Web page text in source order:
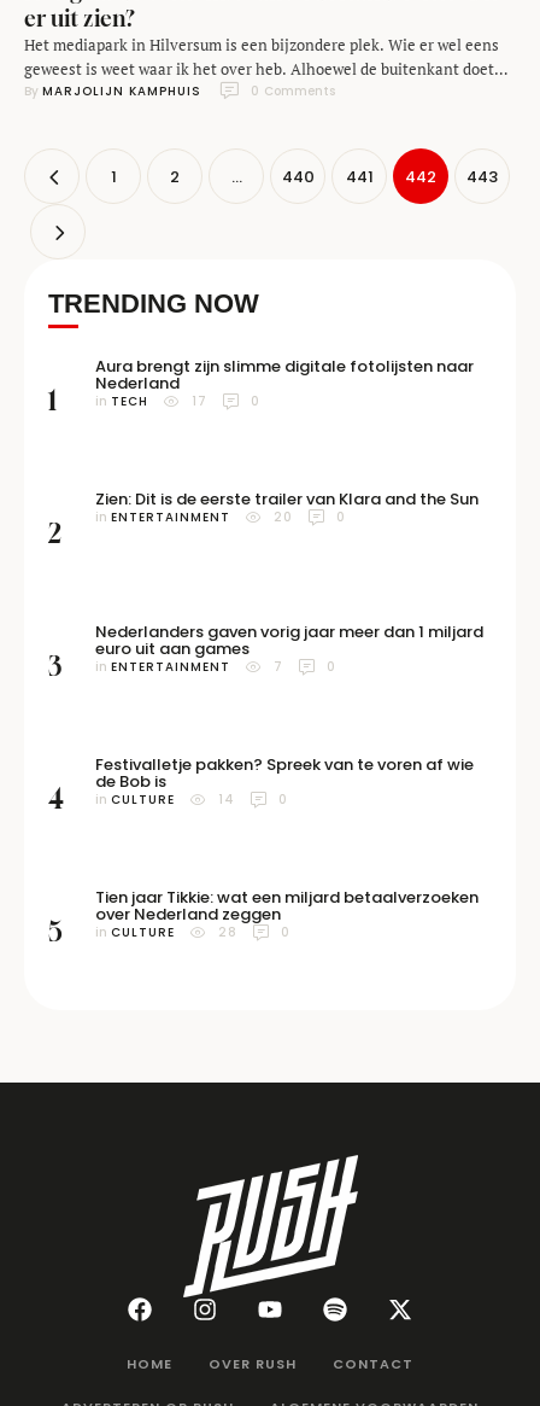
er uit zien?
Het mediapark in Hilversum is een bijzondere plek. Wie er wel eens
geweest is weet waar ik het over heb. Alhoewel de buitenkant doet
vermoeden dat je in Oost Duitsland bent beland is dit de plaats waar
By MARJOLIJN KAMPHUIS 0 Comments
1 2 … 440 441 442 443
TRENDING NOW
1
Aura brengt zijn slimme digitale fotolijsten naar
Nederland
in TECH 17 0
2
Zien: Dit is de eerste trailer van Klara and the Sun
in ENTERTAINMENT 20 0
3
Nederlanders gaven vorig jaar meer dan 1 miljard
euro uit aan games
in ENTERTAINMENT 7 0
4
Festivalletje pakken? Spreek van te voren af wie
de Bob is
in CULTURE 14 0
5
Tien jaar Tikkie: wat een miljard betaalverzoeken
over Nederland zeggen
in CULTURE 28 0
HOME OVER RUSH CONTACT